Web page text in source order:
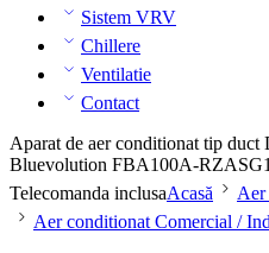
Sistem VRV
Chillere
Ventilatie
Contact
Aparat de aer conditionat tip
Bluevolution FBA100A-
Telecomanda inclusaAcasă
Aer
Aer conditionat Comercial /